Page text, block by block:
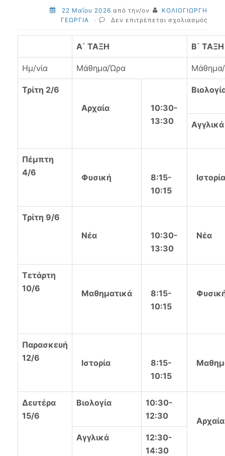
22 Μαΐου 2026 από την/ον
ΚΟΛΙΟΓΙΩΡΓΗ
ΓΕΩΡΓΙΑ
· Δεν επιτρέπεται σχολιασμός
και
2026
ύλη
Α΄ ΤΑΞΗ Β΄ ΤΑΞΗ
Ημ/νία Μάθημα/Ώρα
Τρίτη 2/6
Αρχαία
10:30-
13:30
Αγγλικά
Πέμπτη
4/6
Φυσική
8:15-
10:15
Ιστορία
Τρίτη 9/6
Νέα
10:30-
13:30
Νέα
Τετάρτη
10/6
Μαθηματικά
8:15-
10:15
Παρασκευή
12/6
Ιστορία
8:15-
10:15
Δευτέρα
15/6
Βιολογία
10:30-
12:30
Αρχαία
Αγγλικά
12:30-
14:30